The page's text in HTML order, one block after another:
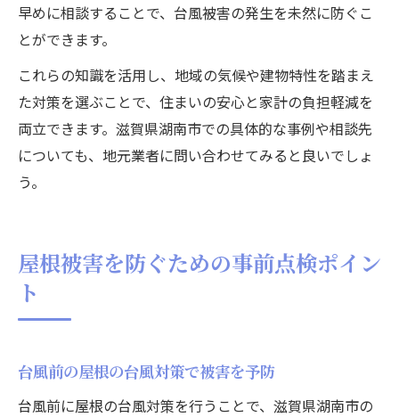
早めに相談することで、台風被害の発生を未然に防ぐこ
とができます。
これらの知識を活用し、地域の気候や建物特性を踏まえ
た対策を選ぶことで、住まいの安心と家計の負担軽減を
両立できます。滋賀県湖南市での具体的な事例や相談先
についても、地元業者に問い合わせてみると良いでしょ
う。
屋根被害を防ぐための事前点検ポイン
ト
台風前の屋根の台風対策で被害を予防
台風前に屋根の台風対策を行うことで、滋賀県湖南市の